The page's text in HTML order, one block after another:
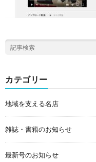
カテゴリー
地域を支える名店
雑誌・書籍のお知らせ
最新号のお知らせ